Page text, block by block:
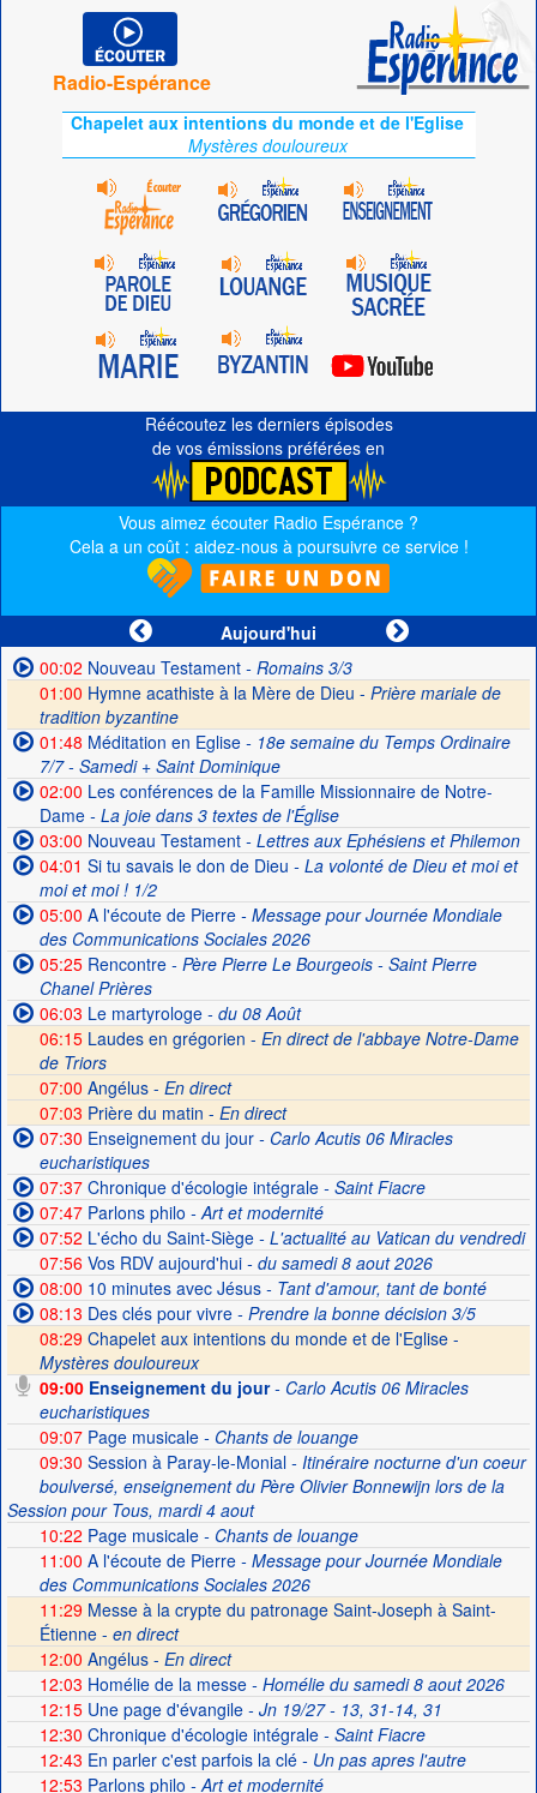
Radio-Espérance
Chapelet aux intentions du monde et de l'Eglise
Mystères douloureux
Réécoutez les derniers épisodes
de vos émissions préférées en
Vous aimez écouter Radio Espérance ?
Cela a un coût : aidez-nous à poursuivre ce service !
Aujourd'hui
00:02 Nouveau Testament- Romains 3/3
01:00 Hymne acathiste à la Mère de Dieu - Prière mariale de
tradition byzantine
01:48 Méditation en Eglise- 18e semaine du Temps Ordinaire
7/7 - Samedi + Saint Dominique
02:00 Les conférences de la Famille Missionnaire de Notre-
Dame- La joie dans 3 textes de l'Église
03:00 Nouveau Testament- Lettres aux Ephésiens et Philemon
04:01 Si tu savais le don de Dieu - La volonté de Dieu et moi et
moi et moi ! 1/2
05:00 A l'écoute de Pierre- Message pour Journée Mondiale
des Communications Sociales 2026
05:25Rencontre- Père Pierre Le Bourgeois - Saint Pierre
Chanel Prières
06:03 Le martyrologe- du 08 Août
06:15Laudes en grégorien - En direct de l'abbaye Notre-Dame
de Triors
07:00 Angélus - En direct
07:03 Prière du matin - En direct
07:30 Enseignement du jour- Carlo Acutis 06 Miracles
eucharistiques
07:37Chronique d'écologie intégrale- Saint Fiacre
07:47Parlons philo - Art et modernité
07:52 L'écho du Saint-Siège- L'actualité au Vatican du vendredi
07:56Vos RDV aujourd'hui- du samedi 8 aout 2026
08:00 10 minutes avec Jésus- Tant d'amour, tant de bonté
08:13 Des clés pour vivre- Prendre la bonne décision 3/5
08:29 Chapelet aux intentions du monde et de l'Eglise -
Mystères douloureux
09:00Enseignement du jour- Carlo Acutis 06 Miracles
eucharistiques
09:07Page musicale- Chants de louange
09:30 Session à Paray-le-Monial- Itinéraire nocturne d'un coeur
boulversé, enseignement du Père Olivier Bonnewijn lors de la
Session pour Tous, mardi 4 aout
10:22 Page musicale- Chants de louange
11:00 A l'écoute de Pierre- Message pour Journée Mondiale
des Communications Sociales 2026
11:29 Messe à la crypte du patronage Saint-Joseph à Saint-
Étienne - en direct
12:00 Angélus - En direct
12:03 Homélie de la messe- Homélie du samedi 8 aout 2026
12:15Une page d'évangile- Jn 19/27 - 13, 31-14, 31
12:30 Chronique d'écologie intégrale- Saint Fiacre
12:43 En parler c'est parfois la clé- Un pas apres l'autre
12:53 Parlons philo - Art et modernité